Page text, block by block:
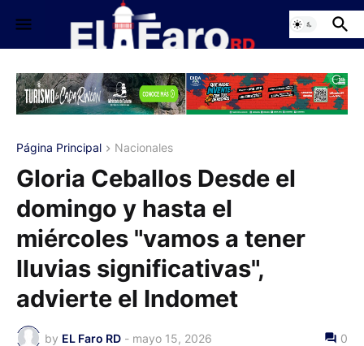
Página Principal Nacionales
Gloria Ceballos Desde el
domingo y hasta el
miércoles "vamos a tener
lluvias significativas",
advierte el Indomet
by EL Faro RD - mayo 15, 2026 0